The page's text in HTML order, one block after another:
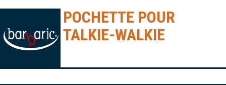
POCHETTE POUR
TALKIE-WALKIE